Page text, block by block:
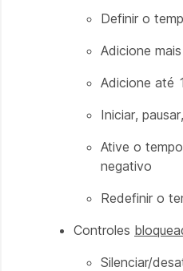
Definir o
Adicione
Adicione até
Iniciar,
Ative o
negativo
Redefinir o
Controles
Silenciar/